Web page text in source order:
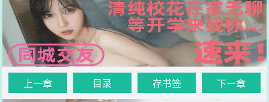
上一章 目录 存书签 下一章